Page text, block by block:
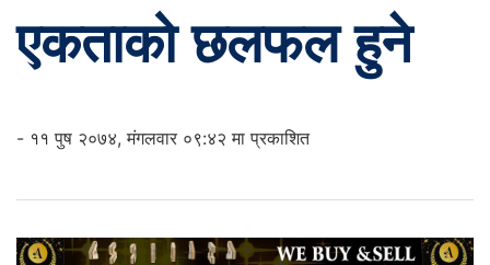
एकताको छलफल हुने
- ११ पुष २०७४, मंगलवार ०९:४२ मा प्रकाशित